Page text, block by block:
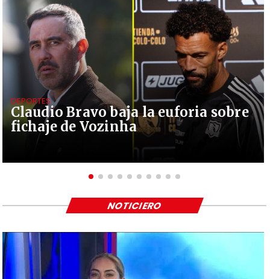
Claudio Bravo baja la euforia sobre
fichaje de Vozinha
DEPORTES
NOTICIERO